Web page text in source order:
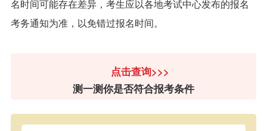
名时间可能存在差异，考生应以各地考试中心发布的报名
考务通知为准，以免错过报名时间。
点击查询>>>
测一测你是否符合报考条件